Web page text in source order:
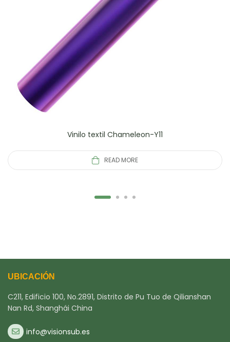
Vinilo textil Chameleon-Y11
READ MORE
UBICACIÓN
C211, Edificio 100, No.2891, Distrito de Pu Tuo de Qilianshan
Nan Rd, Shanghái China
info@visionsub.es